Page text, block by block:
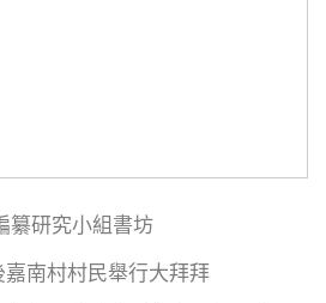
纂研究小組書坊
南村村民舉行大拜拜